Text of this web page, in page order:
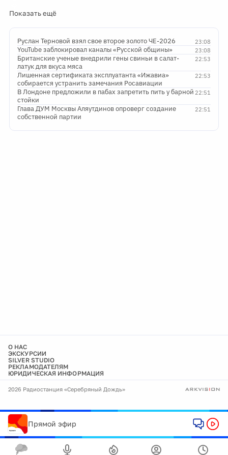
Показать ещё
23:08
Руслан Терновой взял свое второе золото ЧЕ-2026
23:08
YouTube заблокировал каналы «Русской общины»
22:53
Британские ученые внедрили гены свиньи в салат-
латук для вкуса мяса
22:53
Лишенная сертификата эксплуатанта «Ижавиа»
собирается устранить замечания Росавиации
22:51
В Лондоне предложили в пабах запретить пить у барной
стойки
22:51
Глава ДУМ Москвы Аляутдинов опроверг создание
собственной партии
О НАС
ЭКСКУРСИИ
SILVER STUDIO
РЕКЛАМОДАТЕЛЯМ
ЮРИДИЧЕСКАЯ ИНФОРМАЦИЯ
2026 Радиостанция «Серебряный Дождь»
Прямой эфир